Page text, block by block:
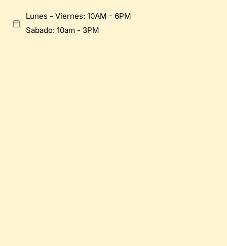
Lunes - Viernes: 10AM - 6PM
Sabado: 10am - 3PM